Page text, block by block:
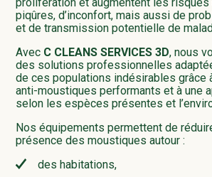
piqûres, d’inconfort, mais aussi de
et de transmission potentielle de
Avec C CLEANS SERVICES 3D, nous
des solutions professionnelles
de ces populations indésirables grâce
anti-moustiques performants et à une
selon les espèces présentes et
Nos équipements permettent de
présence des moustiques autour :
des habitations,